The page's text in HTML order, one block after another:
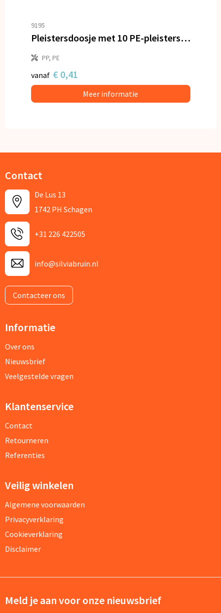
9195
Pleistersdoosje met 10 PE-pleisters (70 × 18 mm)
PP, PE
vanaf € 0,41
Meer informatie
Contact
De Lus 13
1742 PH Schagen
+31 226 422505
info@silviabruin.nl
Contacteer ons
Informatie
Over ons
Nieuwsbrief
Veelgestelde vragen
Klantenservice
Contact
Retourneren
Referenties
Veilig winkelen
Algemene voorwaarden
Privacyverklaring
Cookieverklaring
Disclaimer
Meld je aan voor onze nieuwsbrief